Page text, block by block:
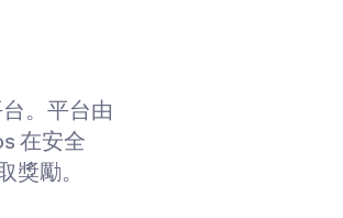
。平台由
在安全
勵。